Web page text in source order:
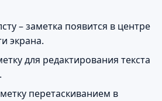
– заметка появится в центре
экрана.
для редактирования текста
перетаскиванием в